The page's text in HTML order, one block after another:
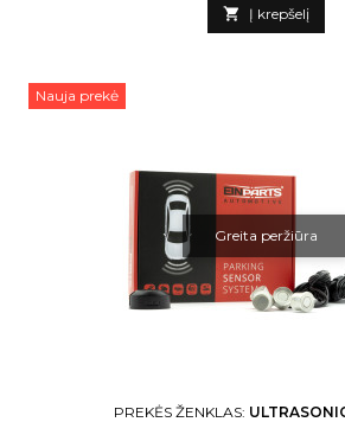
 Į krepšelį
Nauja prekė
Greita peržiūra
PREKĖS ŽENKLAS: